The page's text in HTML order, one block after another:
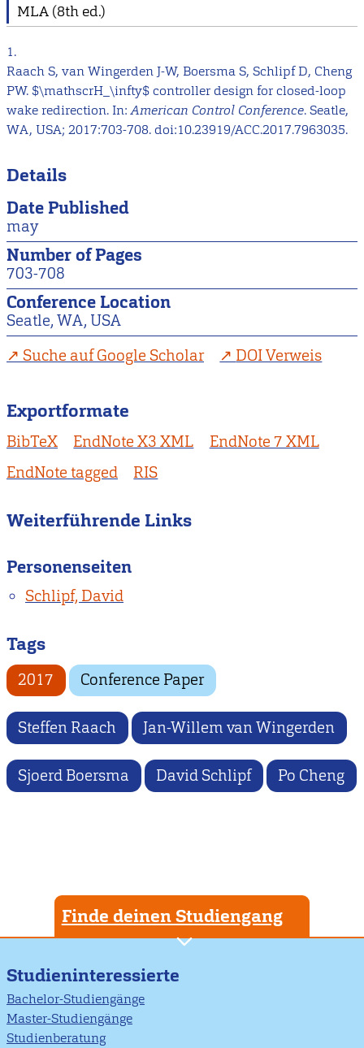
MLA (8th ed.)
1.
Raach S, van Wingerden J-W, Boersma S, Schlipf D, Cheng
PW. $\mathscrH_\infty$ controller design for closed-loop
wake redirection. In:American Control Conference. Seatle,
WA, USA; 2017:703-708. doi:10.23919/ACC.2017.7963035.
Details
Date Published
may
Number of Pages
703-708
Conference Location
Seatle, WA, USA
Suche auf Google Scholar
DOI Verweis
Exportformate
BibTeX EndNote X3 XML
EndNote 7 XML
EndNote tagged
RIS
Weiterführende Links
Personenseiten
Schlipf, David
Tags
2017 Conference Paper
Steffen Raach Jan-Willem van Wingerden
Sjoerd Boersma David Schlipf Po Cheng
Finde deinen Studiengang
Studieninteressierte
Bachelor-Studiengänge
Master-Studiengänge
Studienberatung